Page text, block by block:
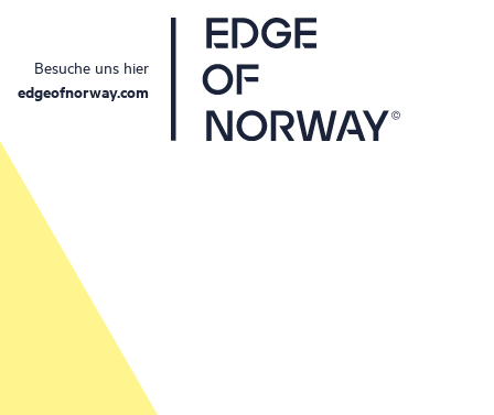
Besuche uns hier
edgeofnorway.com